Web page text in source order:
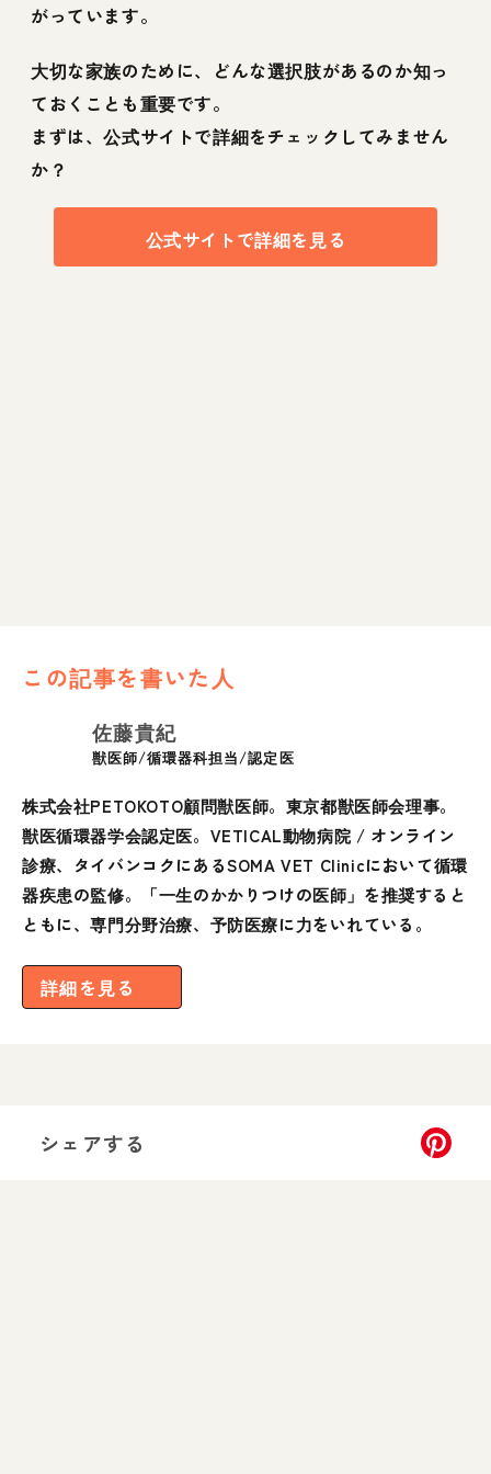
がっています。
大切な家族のために、どんな選択肢があるのか知っ
ておくことも重要です。
まずは、公式サイトで詳細をチェックしてみません
か？
公式サイトで詳細を見る
この記事を書いた人
佐藤貴紀
獣医師/循環器科担当/認定医
株式会社PETOKOTO顧問獣医師。東京都獣医師会理事。
獣医循環器学会認定医。VETICAL動物病院 / オンライン
診療、タイバンコクにあるSOMA VET Clinicにおいて循環
器疾患の監修。「一生のかかりつけの医師」を推奨すると
ともに、専門分野治療、予防医療に力をいれている。
詳細を見る
シェアする